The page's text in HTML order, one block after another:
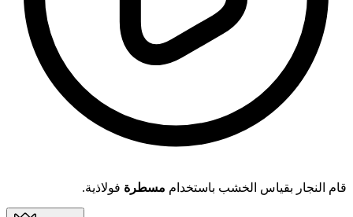
قام النجار بقياس الخشب باستخدام مسطرة فولاذية.